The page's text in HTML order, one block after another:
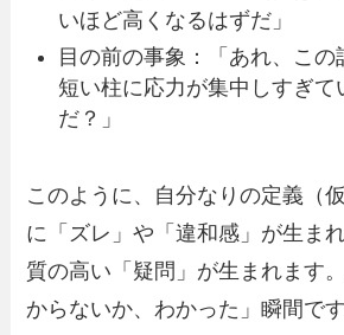
いほど高くなるはずだ」
目の前の事象：「あれ、この
短い柱に応力が集中しすぎ
だ？」
このように、自分なりの定義（
に「ズレ」や「違和感」が生ま
質の高い「疑問」が生まれます
からないか、わかった」瞬間です